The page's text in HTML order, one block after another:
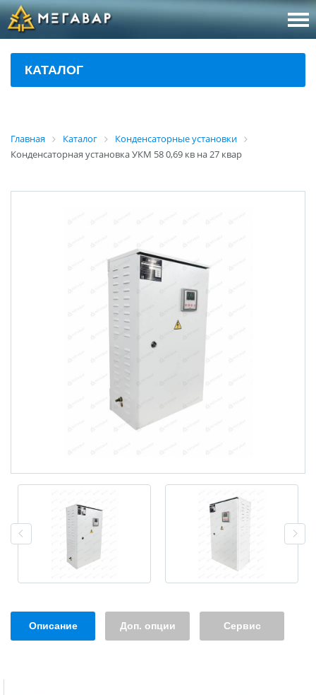
8
КАТАЛОГ
Главная Каталог
Конденсаторные установки
Конденсаторная установка УКМ 58 0,69 кв на 27 квар
Описание Доп. опции Сервис